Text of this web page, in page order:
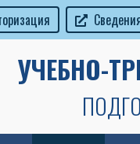
УЧЕБНО-